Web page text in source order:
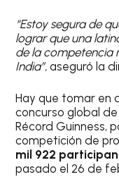
“Estoy segura de
lograr que una
de la competencia
India”, aseguró la
Hay que tomar en
concurso global
Récord Guinness,
competición de
mil 922
pasado el 26 de